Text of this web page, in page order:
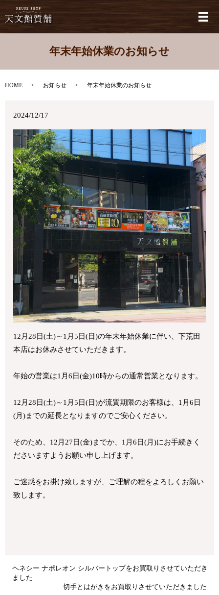
メ
年末年始休業のお知らせ
HOME お知らせ 年末年始休業のお知らせ
2024/12/17
12月28日(土)～1月5日(日)の年末年始休業に伴い、下荒田
本店はお休みさせていただきます。
年始の営業は1月6日(金)10時からの通常営業となります。
12月28日(土)～1月5日(日)が流質期限のお客様は、1月6日
(月)までの延長となりますのでご安心ください。
そのため、12月27日(金)までか、1月6日(月)にお手続きく
ださいますようお願い申し上げます。
ご迷惑をお掛け致しますが、ご理解の程をよろしくお願い
致します。
ヘネシー ナポレオン シルバートップをお買取りさせていただき
ました
切手とはがきをお買取りさせていただきました